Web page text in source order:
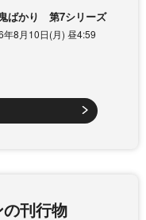
ばかり 第7シリーズ
年8月10日(月) 昼4:59
刊行物